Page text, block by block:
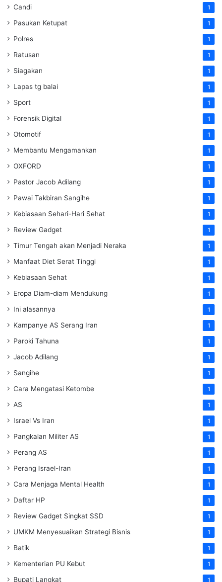
Candi 1
Pasukan Ketupat 1
Polres 1
Ratusan 1
Siagakan 1
Lapas tg balai 1
Sport 1
Forensik Digital 1
Otomotif 1
Membantu Mengamankan 1
OXFORD 1
Pastor Jacob Adilang 1
Pawai Takbiran Sangihe 1
Kebiasaan Sehari-Hari Sehat 1
Review Gadget 1
Timur Tengah akan Menjadi Neraka 1
Manfaat Diet Serat Tinggi 1
Kebiasaan Sehat 1
Eropa Diam-diam Mendukung 1
Ini alasannya 1
Kampanye AS Serang Iran 1
Paroki Tahuna 1
Jacob Adilang 1
Sangihe 1
Cara Mengatasi Ketombe 1
AS 1
Israel Vs Iran 1
Pangkalan Militer AS 1
Perang AS 1
Perang Israel-Iran 1
Cara Menjaga Mental Health 1
Daftar HP 1
Review Gadget Singkat SSD 1
UMKM Menyesuaikan Strategi Bisnis 1
Batik 1
Kementerian PU Kebut 1
Bupati Langkat 1